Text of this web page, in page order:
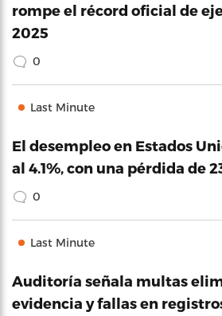
rompe el récord oficial de
2025
0
Last Minute
El desempleo en Estados
al 4.1%, con una pérdida de
0
Last Minute
Auditoría señala multas
evidencia y fallas en